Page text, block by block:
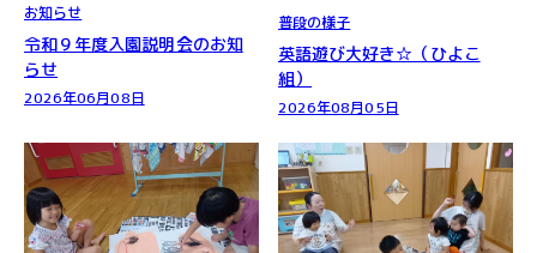
お知らせ
令和９年度入園説明会のお知
らせ
2026年06月08日
普段の様子
英語遊び大好き☆（ひよこ
組）
2026年08月05日